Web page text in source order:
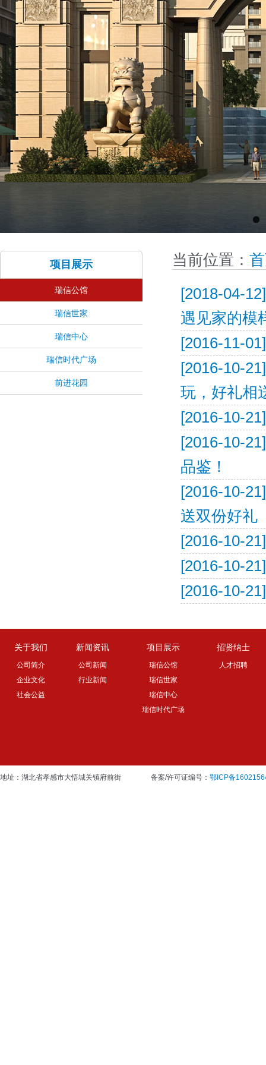
项目展示
瑞信公馆
瑞信世家
瑞信中心
瑞信时代广场
前进花园
当前位置：
[2018-04-12]
遇见家的模
[2016-11-01]
[2016-10-21]
玩，好礼相
[2016-10-21]
[2016-10-21]
品鉴！
[2016-10-21]
送双份好礼
[2016-10-21]
[2016-10-21]
[2016-10-21]
关于我们
公司简介
企业文化
社会公益
新闻资讯
公司新闻
行业新闻
项目展示
瑞信公馆
瑞信世家
瑞信中心
瑞信时代广场
招贤纳士
人才招聘
地址：湖北省孝感市大悟城关镇府前街 备案/许可证编号： 鄂ICP备